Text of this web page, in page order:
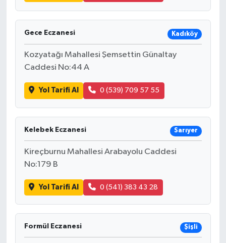
Gece Eczanesi Kadıköy
Kozyatağı Mahallesi Şemsettin Günaltay
Caddesi No:44 A
Yol Tarifi Al 0 (539) 709 57 55
Kelebek Eczanesi Sarıyer
Kireçburnu Mahallesi Arabayolu Caddesi
No:179 B
Yol Tarifi Al 0 (541) 383 43 28
Formül Eczanesi Şişli